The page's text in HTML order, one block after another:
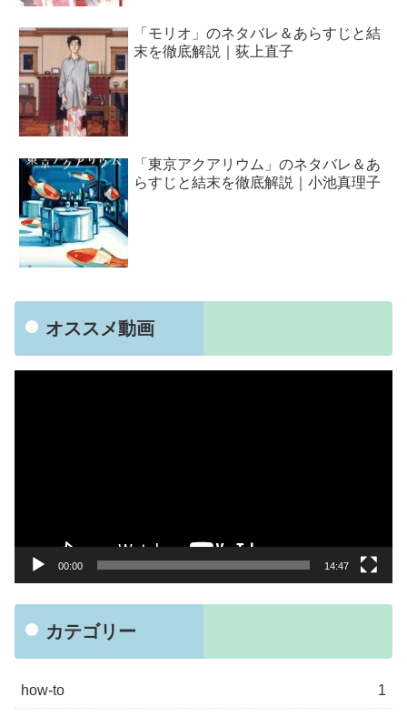
「モリオ」のネタバレ＆あらすじと結
末を徹底解説｜荻上直子
「東京アクアリウム」のネタバレ＆あ
らすじと結末を徹底解説｜小池真理子
オススメ動画
00:00 14:47
カテゴリー
how-to 1